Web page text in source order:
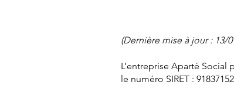
(Dernière mise à jour : 13/
L’entreprise Aparté Social
le numéro SIRET :